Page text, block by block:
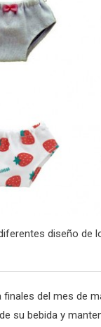
diseño de
del mes de
su bebida y